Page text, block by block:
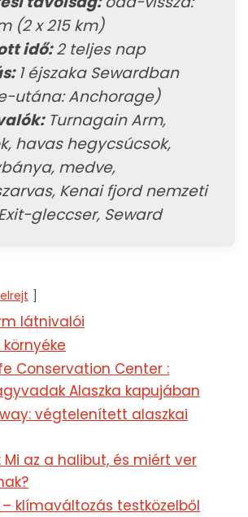
(2 x 215 km)
idő:2 teljes nap
1 éjszaka Sewardban
utána: Anchorage)
Turnagain Arm,
havas hegycsúcsok,
medve,
Kenai fjord nemzeti
gleccser, Seward
elrejt
látnivalói
Conservation Center :
Alaszka kapujában
végtelenített alaszkai
Mi az a halibut, és miért ver
klímaváltozás testközelből